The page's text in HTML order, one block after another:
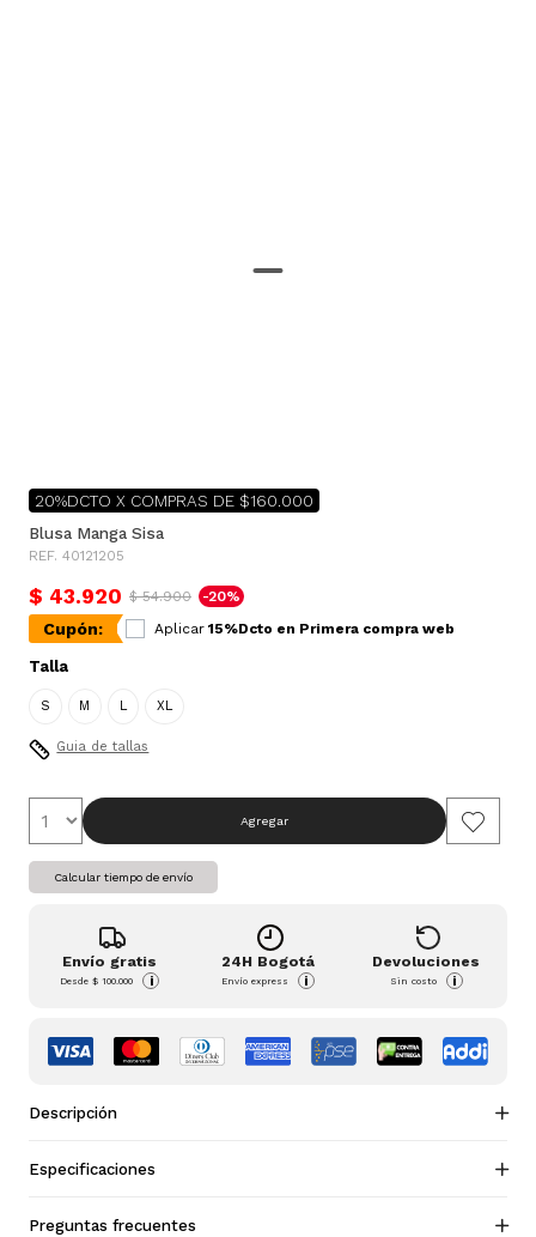
20%DCTO X COMPRAS DE $160.000
Blusa Manga Sisa
REF. 40121205
$ 43.920 $ 54.900 -20%
Cupón: Aplicar 15%Dcto en Primera compra web
Talla
S M L XL
Guia de tallas
Agregar
Calcular tiempo de envío
Envío gratis
Desde$ 100.000 i
24H Bogotá
Envío express i
Devoluciones
Sin costo i
Descripción
Especificaciones
Preguntas frecuentes